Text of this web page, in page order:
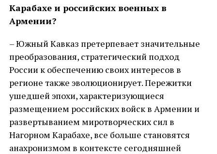
Карабахе и российских военных в
Армении?
– Южный Кавказ претерпевает значительные
преобразования, стратегический подход
России к обеспечению своих интересов в
регионе также эволюционирует. Пережитки
ушедшей эпохи, характеризующиеся
размещением российских войск в Армении и
развертыванием миротворческих сил в
Нагорном Карабахе, все больше становятся
анахронизмом в контексте сегодняшней